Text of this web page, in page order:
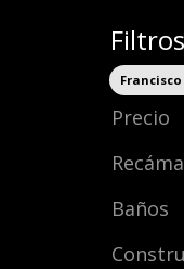
Filtros
Precio
Baños